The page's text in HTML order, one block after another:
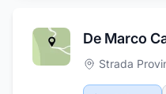
De Marco
Strada